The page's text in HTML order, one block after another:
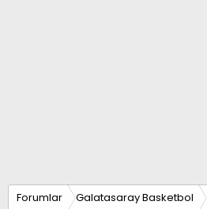
Forumlar Galatasaray Basketbol